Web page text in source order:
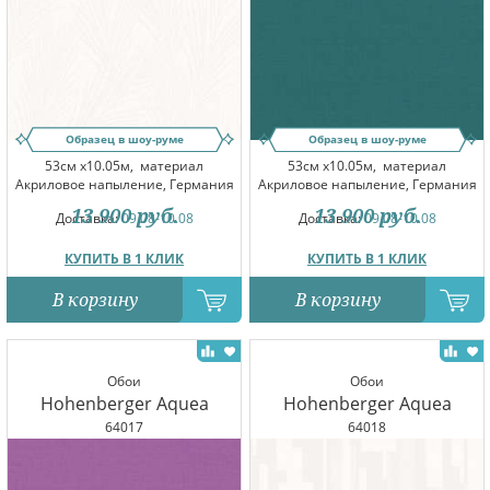
Образец в шоу-руме
53см x10.05м, материал
Акриловое напыление, Германия
Доставка:09.08-10.08
КУПИТЬ В 1 КЛИК
13 900 руб.
В корзину
Образец в шоу-руме
53см x10.05м, материал
Акриловое напыление, Германия
Доставка:09.08-10.08
КУПИТЬ В 1 КЛИК
13 900 руб.
В корзину
Обои
Hohenberger Aquea
64017
Обои
Hohenberger Aquea
64018